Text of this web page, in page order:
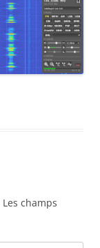
Les champs